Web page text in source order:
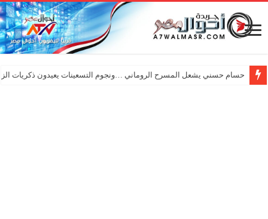
حسام حسني يشعل المسرح الروماني …ونجوم التسعينات يعيدون ذكريات